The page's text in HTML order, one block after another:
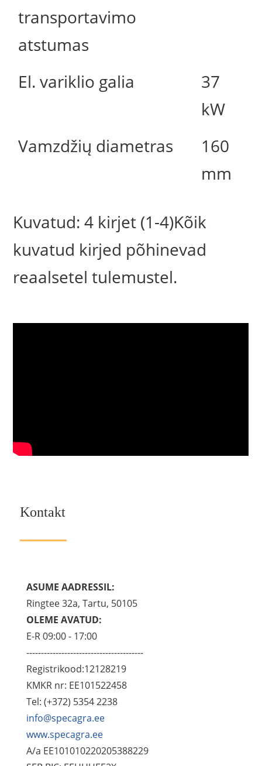
transportavimo
atstumas
El. variklio galia
37
kW
Vamzdžių diametras
160
mm
Kuvatud: 4 kirjet (1-4)Kõik
kuvatud kirjed põhinevad
reaalsetel tulemustel.
Kontakt
ASUME AADRESSIL:
Ringtee 32a, Tartu, 50105
OLEME AVATUD:
E-R 09:00 - 17:00
----------------------------------------
Registrikood:12128219
KMKR nr: EE101522458
Tel: (+372) 5354 2238
info@specagra.ee
www.specagra.ee
A/a EE101010220205388229